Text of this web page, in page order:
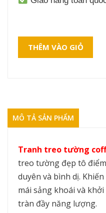
THÊM VÀO GIỎ
MÔ TẢ SẢN PHẨM
Tranh treo tường
treo tường đẹp tô
duyên và bình dị.
mái sảng khoái và
tràn đầy năng lượng.